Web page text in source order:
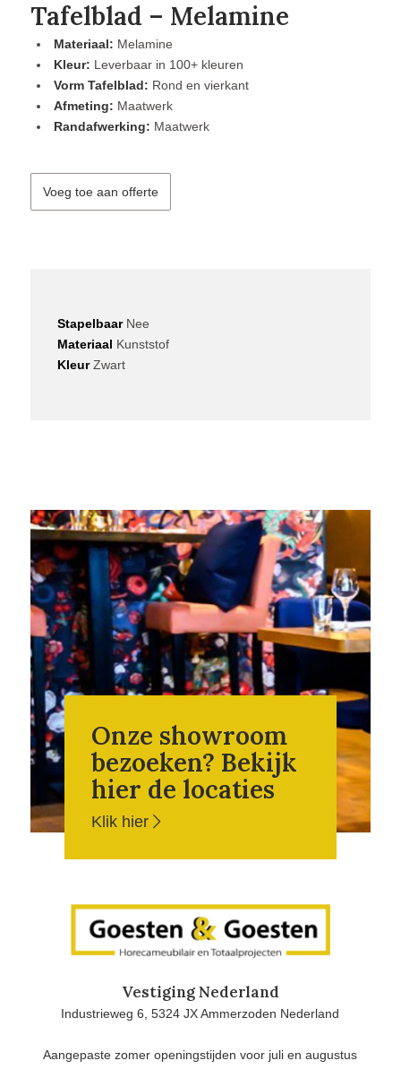
Tafelblad – Melamine
Materiaal: Melamine
Kleur: Leverbaar in 100+ kleuren
Vorm Tafelblad: Rond en vierkant
Afmeting: Maatwerk
Randafwerking: Maatwerk
Voeg toe aan offerte
StapelbaarNee
Materiaal Kunststof
KleurZwart
Onze showroom
bezoeken? Bekijk
hier de locaties
Klik hier
Vestiging Nederland
Industrieweg 6, 5324 JX Ammerzoden Nederland
Aangepaste zomer openingstijden voor juli en augustus